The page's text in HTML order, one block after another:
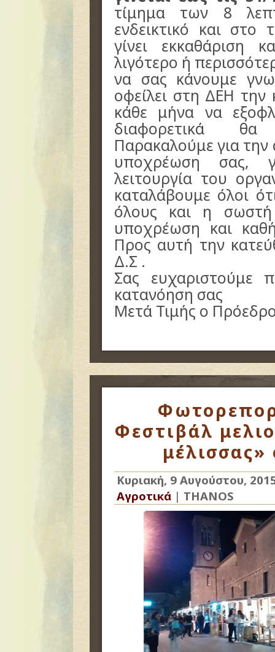
τίμημα των 8
ενδεικτικό και στο
γίνει εκκαθάριση
λιγότερο ή
να σας κάνουμε
οφείλει στη ΔΕΗ την
κάθε μήνα να
διαφορετικά
Παρακαλούμε για
υποχρέωση σας,
λειτουργία του
καταλάβουμε όλοι
όλους και η σωστή
υποχρέωση και
Προς αυτή την
Δ.Σ .
Σας ευχαριστούμε
κατανόηση σας
Μετά Τιμής ο
Φεστιβάλ
Κυριακή, 9 Αυγούστου,
Αγροτικά | THANOS